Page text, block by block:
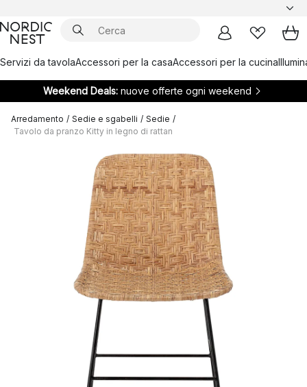
Servizi da tavolaAccessori per la casaAccessori per la cucina
Weekend Deals: nuove offerte ogni weekend
Arredamento / Sedie e sgabelli / Sedie /
Tavolo da pranzo Kitty in legno di rattan